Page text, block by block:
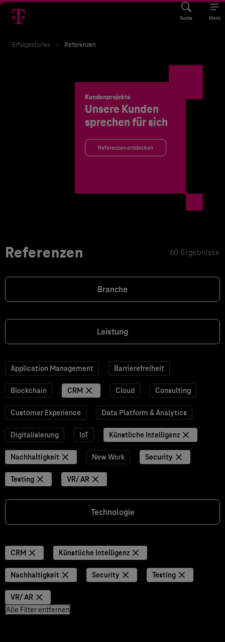
Suche Menü
Erfolgsstories Referenzen
Kundenprojekte
Unsere Kunden
sprechen für sich
Referenzen entdecken
Referenzen 60 Ergebnisse
Branche
Leistung
Application Management Barrierefreiheit
Blockchain CRM Cloud Consulting
Customer Experience Data Platform & Analytics
Digitalisierung IoT Künstliche Intelligenz
Nachhaltigkeit New Work Security
Testing VR/ AR
Technologie
CRM Künstliche Intelligenz
Nachhaltigkeit Security Testing
VR/ AR
Alle Filter entfernen